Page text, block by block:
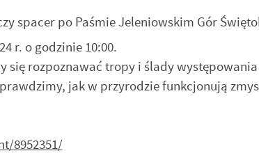
spacer po Paśmie Jeleniowskim Gór
r. o godzinie 10:00.
się rozpoznawać tropy i ślady
jak w przyrodzie funkcjonują
8952351/